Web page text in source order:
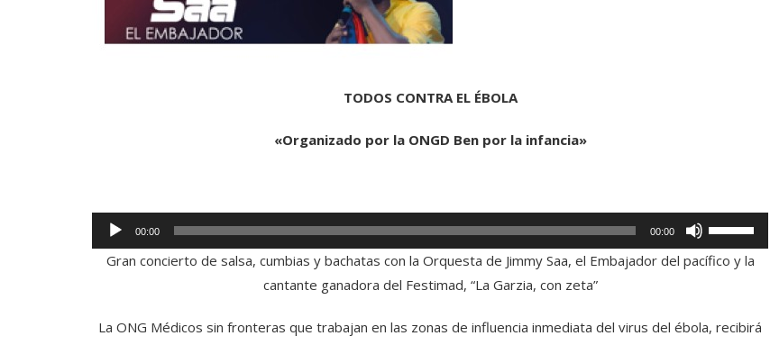
TODOS CONTRA EL ÉBOLA
«Organizado por la ONGD Ben por la infancia»
Reproductor
audio
00:00 00:00
teclas
arriba/abajo
Gran concierto de salsa, cumbias y bachatas con la Orquesta de Jimmy Saa, el Embajador del pacífico y la
cantante ganadora del Festimad, “La Garzia, con zeta”
La ONG Médicos sin fronteras que trabajan en las zonas de influencia inmediata del virus del ébola, recibirá